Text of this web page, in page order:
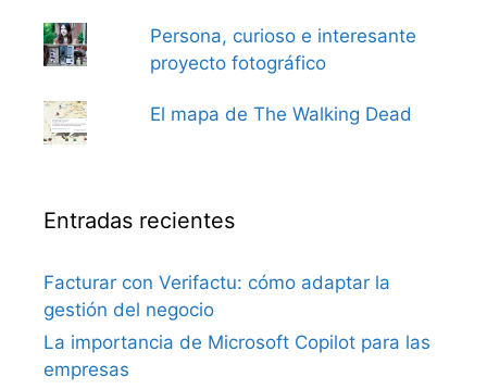
Persona, curioso e interesante
proyecto fotográfico
El mapa de The Walking Dead
Entradas recientes
Facturar con Verifactu: cómo adaptar la
gestión del negocio
La importancia de Microsoft Copilot para las
empresas